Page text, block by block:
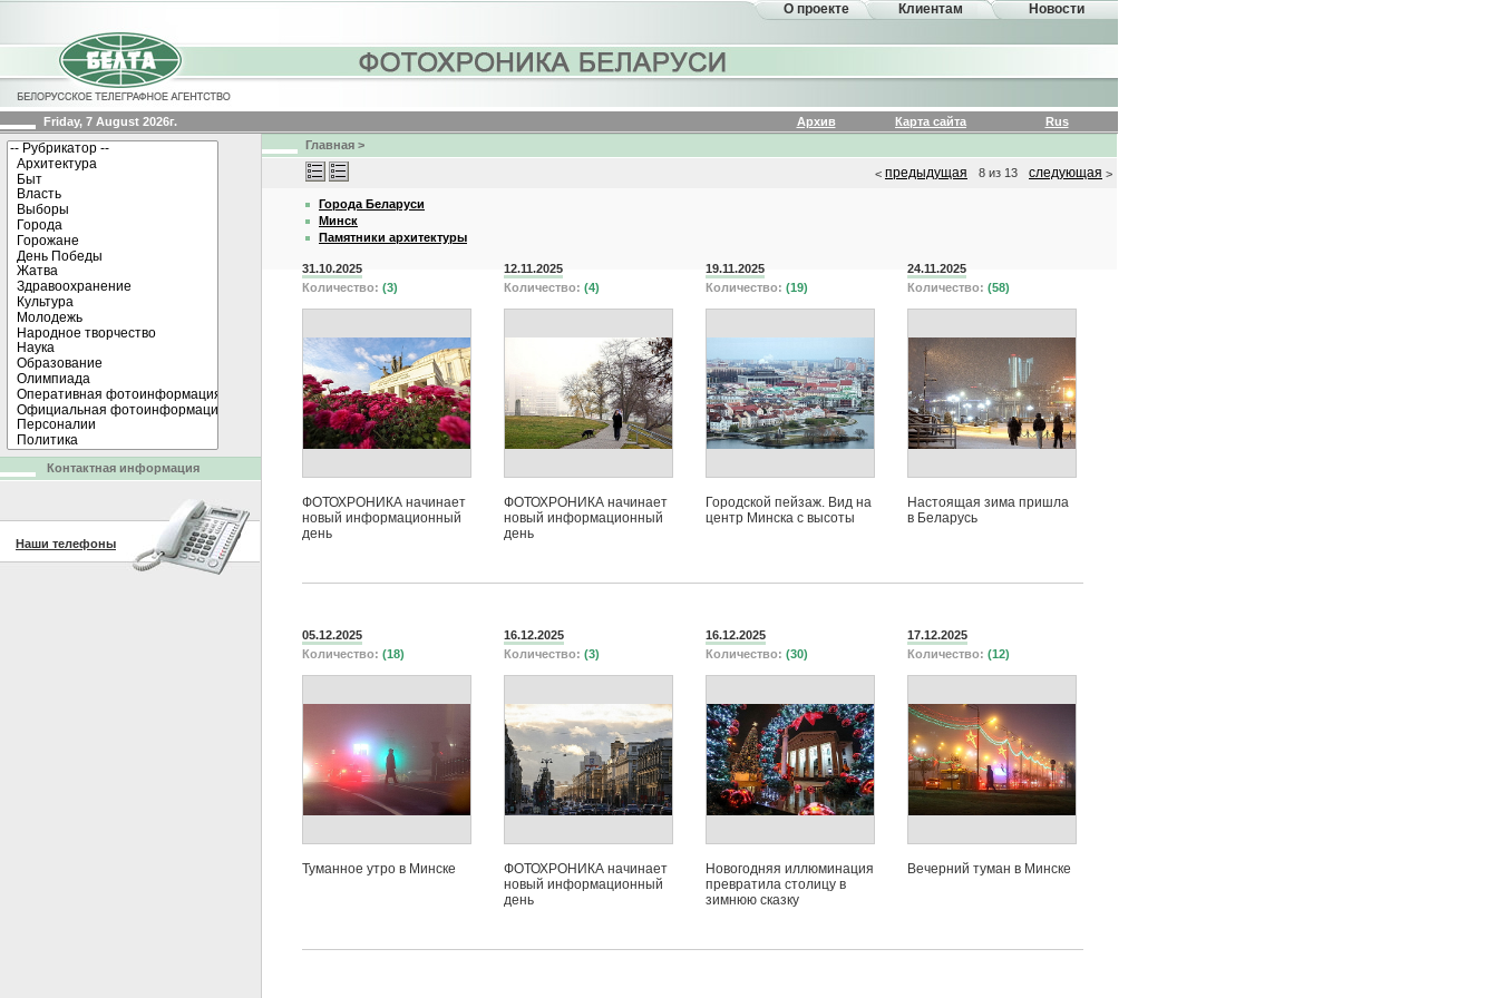
О проекте Клиентам Новости
Friday, 7 August 2026г. Архив Карта сайта
Rus
Главная >
< предыдущая 8 из 13 следующая >
Города Беларуси
Минск
Памятники архитектуры
31.10.2025
Количество: (3)
ФОТОХРОНИКА начинает
новый информационный
день
12.11.2025
Количество: (4)
ФОТОХРОНИКА начинает
новый информационный
день
19.11.2025
Количество: (19)
Городской пейзаж. Вид на
центр Минска с высоты
24.11.2025
Количество: (58)
Настоящая зима пришла
в Беларусь
05.12.2025
Количество: (18)
Туманное утро в Минске
16.12.2025
Количество: (3)
ФОТОХРОНИКА начинает
новый информационный
день
16.12.2025
Количество: (30)
Новогодняя иллюминация
превратила столицу в
зимнюю сказку
17.12.2025
Количество: (12)
Вечерний туман в Минске
Контактная информация
Наши телефоны